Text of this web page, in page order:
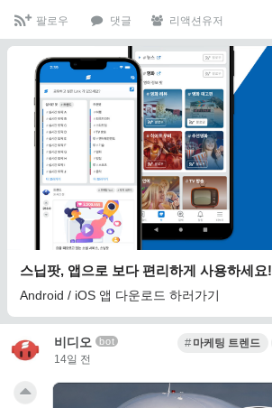
팔로우 댓글 리액션유저
스닙팟, 앱으로 보다 편리하게 사용하세요!
Android / iOS 앱 다운로드 하러가기
비디오 bot
14일 전
마케팅 트렌드